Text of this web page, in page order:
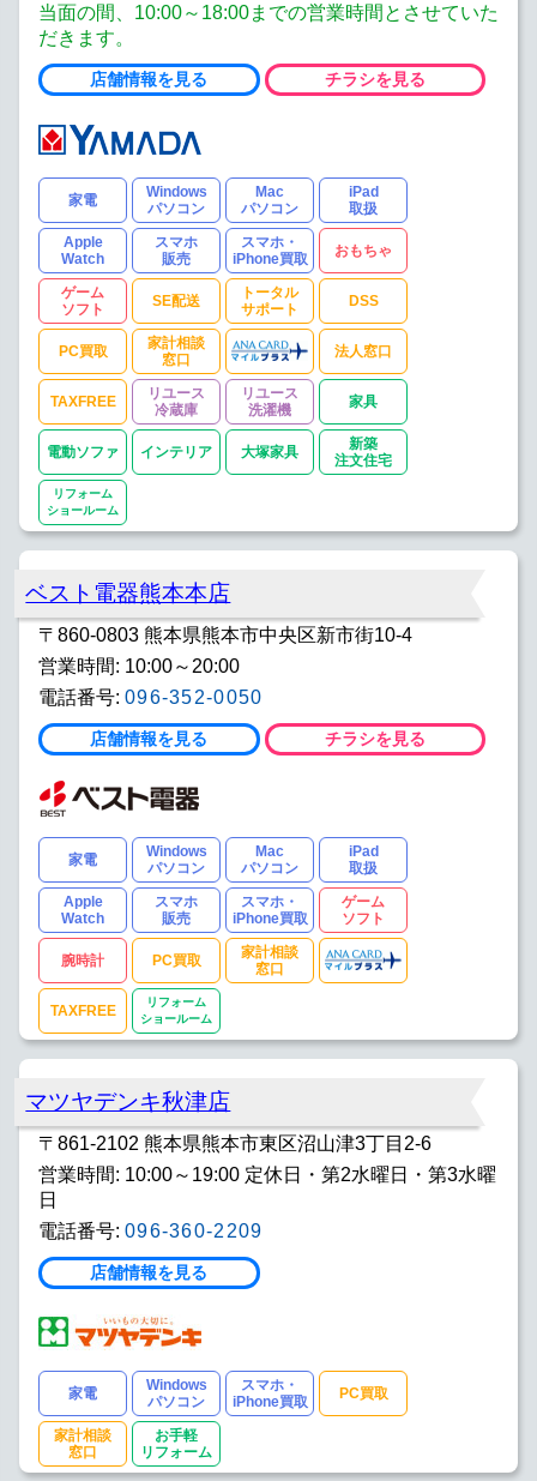
当面の間、10:00～18:00までの営業時間とさせていた
だきます。
店舗情報を見る チラシを見る
家電
Windows
パソコン
Mac
パソコン
iPad
取扱
Apple
Watch
スマホ
販売
スマホ・
iPhone買取
おもちゃ
ゲーム
ソフト
SE配送
トータル
サポート
DSS
PC買取
家計相談
窓口
法人窓口
TAXFREE
リユース
冷蔵庫
リユース
洗濯機
家具
電動ソファ インテリア 大塚家具
新築
注文住宅
リフォーム
ショールーム
ベスト電器熊本本店
〒860-0803 熊本県熊本市中央区新市街10-4
営業時間: 10:00～20:00
電話番号: 096-352-0050
店舗情報を見る チラシを見る
家電
Windows
パソコン
Mac
パソコン
iPad
取扱
Apple
Watch
スマホ
販売
スマホ・
iPhone買取
ゲーム
ソフト
腕時計 PC買取
家計相談
窓口
TAXFREE
リフォーム
ショールーム
マツヤデンキ秋津店
〒861-2102 熊本県熊本市東区沼山津3丁目2-6
営業時間: 10:00～19:00 定休日・第2水曜日・第3水曜
日
電話番号: 096-360-2209
店舗情報を見る
家電
Windows
パソコン
スマホ・
iPhone買取
PC買取
家計相談
窓口
お手軽
リフォーム